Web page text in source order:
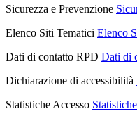
Sicurezza e Prevenzione
Elenco Siti Tematici Elenco
Dati di contatto RPD Dati di
Dichiarazione di accessibilità
Statistiche Accesso